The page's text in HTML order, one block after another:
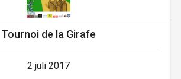
Tournoi de la Girafe
2 juli 2017